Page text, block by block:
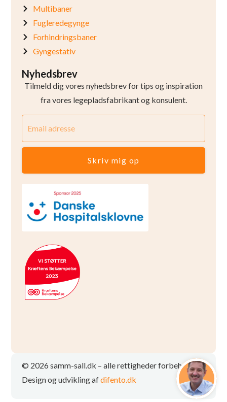
Multibaner
Fugleredegynge
Forhindringsbaner
Gyngestativ
Nyhedsbrev
Tilmeld dig vores nyhedsbrev for tips og inspiration
fra vores legepladsfabrikant og konsulent.
Skriv mig op
© 2026 samm-sall.dk – alle rettigheder forbeholdt
Design og udvikling afdifento.dk